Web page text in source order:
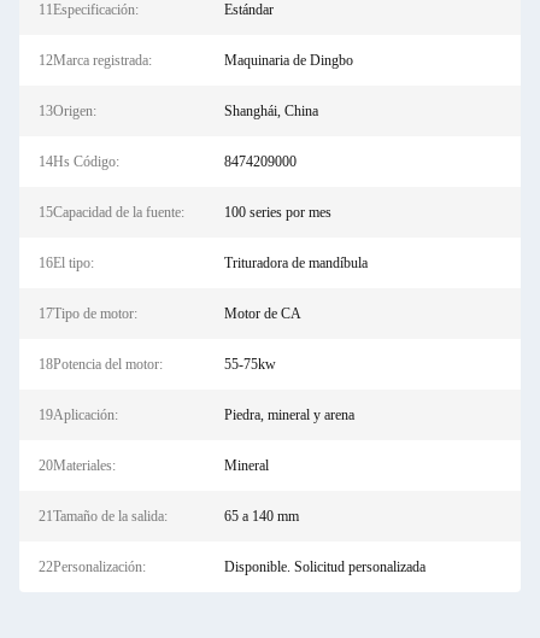
11Especificación: Estándar
12Marca registrada: Maquinaria de Dingbo
13Origen: Shanghái, China
14Hs Código: 8474209000
15Capacidad de la fuente: 100 series por mes
16El tipo: Trituradora de mandíbula
17Tipo de motor: Motor de CA
18Potencia del motor: 55-75kw
19Aplicación: Piedra, mineral y arena
20Materiales: Mineral
21Tamaño de la salida: 65 a 140 mm
22Personalización: Disponible. Solicitud personalizada